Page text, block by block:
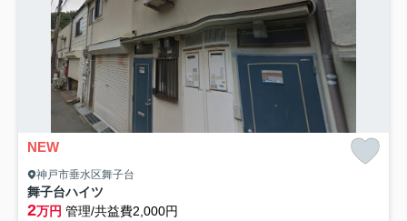
NEW
神戸市垂水区舞子台
舞子台ハイツ
2万円 管理/共益費2,000円